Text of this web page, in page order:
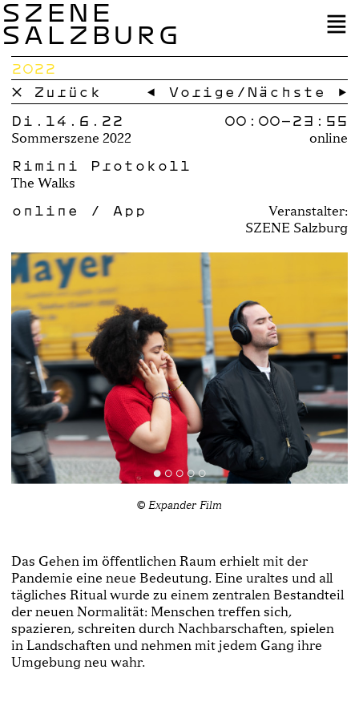
SZENE
SALZBURG
2022
× Zurück
← Vorige / Nächste →
Di.14.6.22
Sommerszene 2022
00:00–23:55
online
Rimini Protokoll
The Walks
online / App
Veranstalter:
SZENE Salzburg
© Expander Film
Das Gehen im öffentlichen Raum erhielt mit der
Pandemie eine neue Bedeutung. Eine uraltes und all
tägliches Ritual wurde zu einem zentralen Bestandteil
der neuen Normalität: Menschen treffen sich,
spazieren, schreiten durch Nachbarschaften, spielen
in Landschaften und nehmen mit jedem Gang ihre
Umgebung neu wahr.